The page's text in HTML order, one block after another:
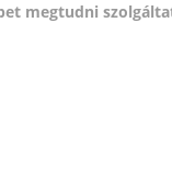
megtudni